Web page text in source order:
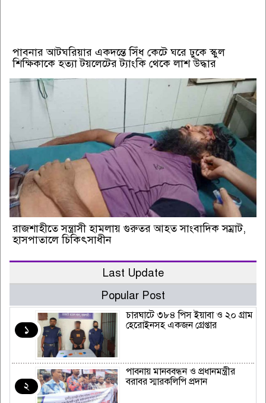
পাবনার আটঘরিয়ার একদন্তে সিঁধ কেটে ঘরে ঢুকে স্কুল
শিক্ষিকাকে হত্যা টয়লেটের ট্যাংকি থেকে লাশ উদ্ধার
রাজশাহীতে সন্ত্রাসী হামলায় গুরুতর আহত সাংবাদিক সম্রাট,
হাসপাতালে চিকিৎসাধীন
Last Update
Popular Post
১
চারঘাটে ৩৮৪ পিস ইয়াবা ও ২০ গ্রাম
হেরোইনসহ একজন গ্রেপ্তার
২
পাবনায় মানববন্ধন ও প্রধানমন্ত্রীর
বরাবর স্মারকলিপি প্রদান